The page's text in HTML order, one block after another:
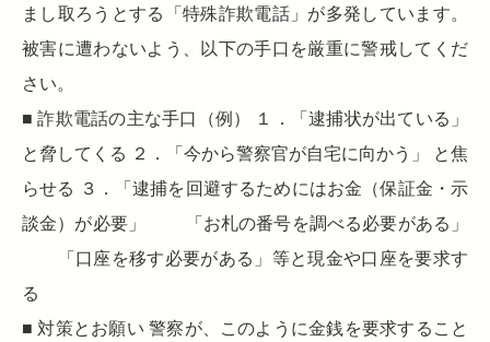
まし取ろうとする「特殊詐欺電話」が多発しています。
被害に遭わないよう、以下の手口を厳重に警戒してくだ
さい。
■ 詐欺電話の主な手口（例） １．「逮捕状が出ている」
と脅してくる ２．「今から警察官が自宅に向かう」 と焦
らせる ３．「逮捕を回避するためにはお金（保証金・示
談金）が必要」 「お札の番号を調べる必要がある」
「口座を移す必要がある」等と現金や口座を要求す
る
■ 対策とお願い 警察が、このように金銭を要求すること